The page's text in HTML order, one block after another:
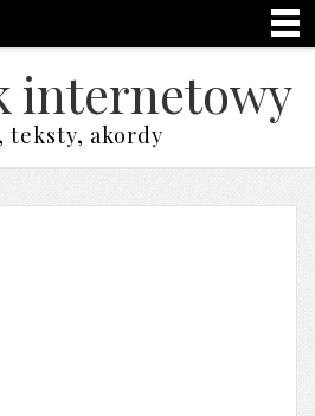
internetowy
teksty, akordy